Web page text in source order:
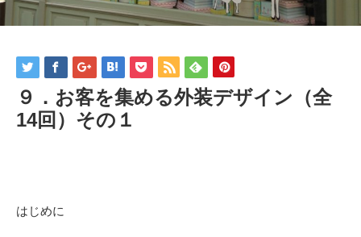
９．お客を集める外装デザイン（全
14回）その１
はじめに